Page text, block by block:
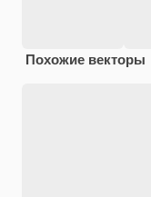
Похожие векторы